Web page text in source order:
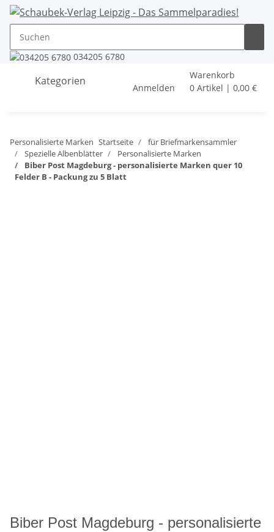
034205 6780
Kategorien
Anmelden
Warenkorb
0 Artikel | 0,00 €
Personalisierte Marken Startseite
für Briefmarkensammler
Spezielle Albenblätter
Personalisierte Marken
Biber Post Magdeburg - personalisierte Marken quer 10
Felder B - Packung zu 5 Blatt
Biber Post Magdeburg - personalisierte